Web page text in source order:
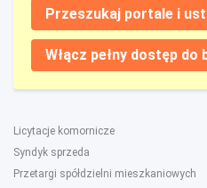
Przeszukaj portale i
Włącz pełny dostęp
Licytacje komornicze
Syndyk sprzeda
Przetargi spółdzielni mieszkaniowych